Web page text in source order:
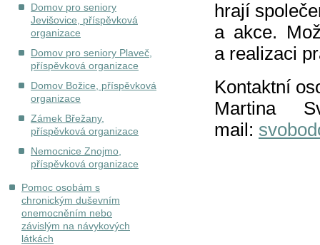
Domov pro seniory
Jevišovice, příspěvková
organizace
Domov pro seniory Plaveč,
příspěvková organizace
Domov Božice, příspěvková
organizace
Zámek Břežany,
příspěvková organizace
Nemocnice Znojmo,
příspěvková organizace
Pomoc osobám s
chronickým duševním
onemocněním nebo
závislým na návykových
látkách
hrají
a akce.
a realizaci
Kontaktní
Martina
mail: